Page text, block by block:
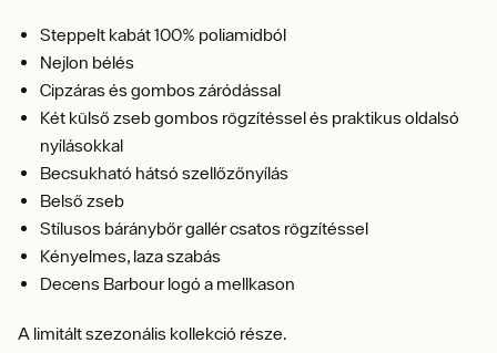
Steppelt kabát 100% poliamidból
Nejlon bélés
Cipzáras és gombos záródással
Két külső zseb gombos rögzítéssel és praktikus oldalsó
nyílásokkal
Becsukható hátsó szellőzőnyílás
Belső zseb
Stílusos báránybőr gallér csatos rögzítéssel
Kényelmes, laza szabás
Decens Barbour logó a mellkason
A limitált szezonális kollekció része.